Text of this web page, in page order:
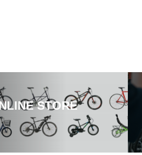
STORE